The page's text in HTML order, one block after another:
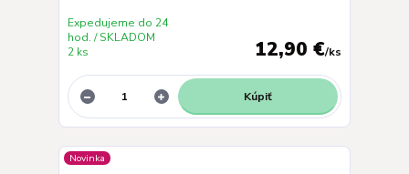
12,90 €/ks
Expedujeme do 24
hod. / SKLADOM
2 ks
Kúpiť
Novinka